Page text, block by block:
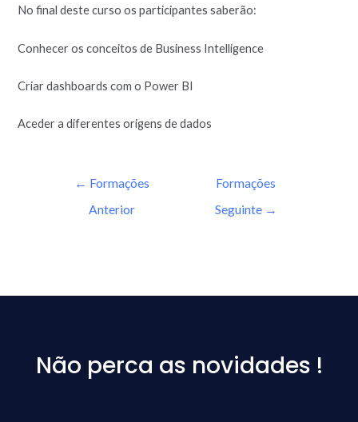
No final deste curso os participantes saberão:
Conhecer os conceitos de Business Intelligence
Criar dashboards com o Power BI
Aceder a diferentes origens de dados
← Formações
Anterior
Formações
Seguinte →
Não perca as novidades !